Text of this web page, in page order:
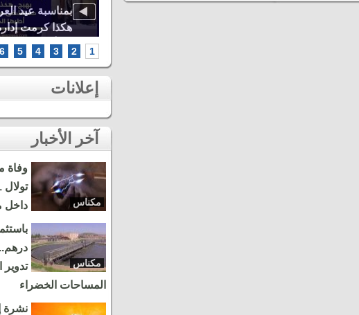
بمناسبة عيد
هكذا كرمت
الخامس أطرها
1
2
3
4
5
6
مكناس
وفاة
داخل
مكناس
تدوير
المساحات الخضراء
نشرة